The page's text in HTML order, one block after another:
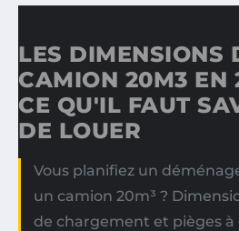
LES DIMENSIONS
CAMION 20M3 EN
CE QU'IL FAUT
DE LOUER
Vous planifiez un
un camion 20m³ ?
de chargement et pièges à